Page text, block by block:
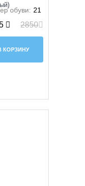
обуви: 21
2850
КОРЗИНУ